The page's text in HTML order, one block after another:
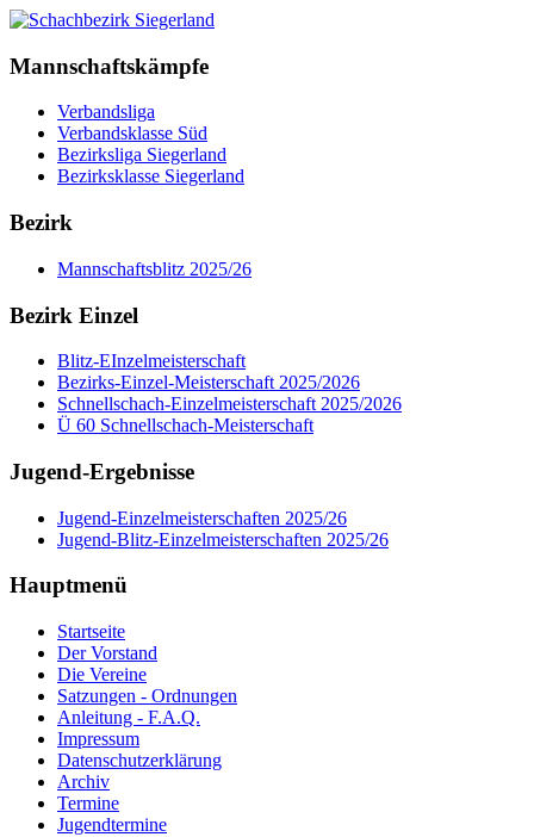
Mannschaftskämpfe
Verbandsliga
Verbandsklasse Süd
Bezirksliga Siegerland
Bezirksklasse Siegerland
Bezirk
Mannschaftsblitz 2025/26
Bezirk Einzel
Blitz-EInzelmeisterschaft
Bezirks-Einzel-Meisterschaft 2025/2026
Schnellschach-Einzelmeisterschaft 2025/2026
Ü 60 Schnellschach-Meisterschaft
Jugend-Ergebnisse
Jugend-Einzelmeisterschaften 2025/26
Jugend-Blitz-Einzelmeisterschaften 2025/26
Hauptmenü
Startseite
Der Vorstand
Die Vereine
Satzungen - Ordnungen
Anleitung - F.A.Q.
Impressum
Datenschutzerklärung
Archiv
Termine
Jugendtermine